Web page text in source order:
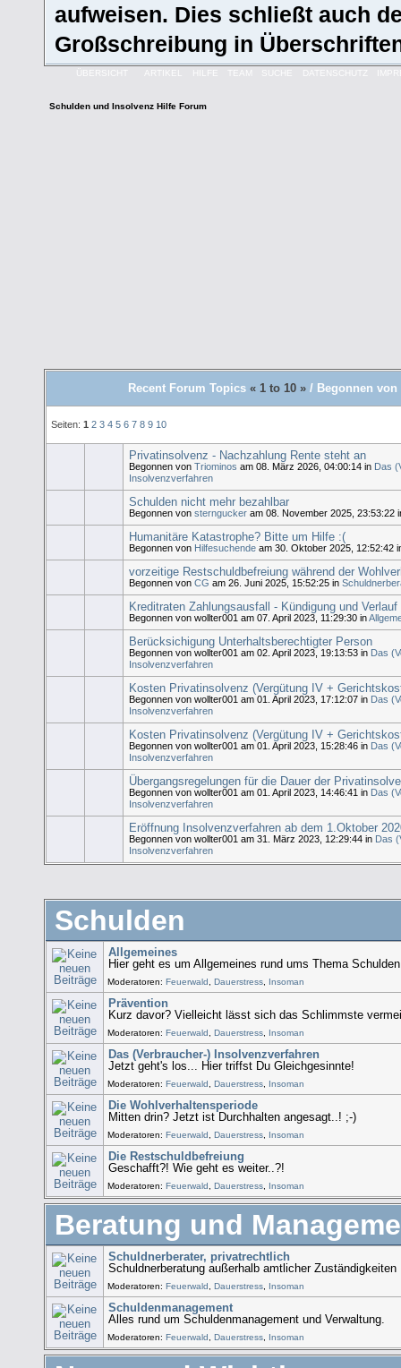
aufweisen. Dies schließt auch
Großschreibung in
ÜBERSICHT ARTIKEL HILFE TEAM SUCHE DATENSCHUTZ
Schulden und Insolvenz Hilfe Forum
Recent Forum Topics « 1 to 10 » / Begonnen
Seiten:1 2 3 4 5 6 7 8 9 10
Privatinsolvenz - Nachzahlung Rente steht an
Begonnen vonTriominos am 08. März 2026, 04:00:14 in Das
Insolvenzverfahren
Schulden nicht mehr bezahlbar
Begonnen vonsterngucker am 08. November 2025, 23:53:22
Humanitäre Katastrophe? Bitte um Hilfe :(
Begonnen von Hilfesuchende am 30. Oktober 2025, 12:52:42
vorzeitige Restschuldbefreiung während der
Begonnen vonCG am 26. Juni 2025, 15:52:25 in
Kreditraten Zahlungsausfall - Kündigung und Verlauf
Begonnen von wollter001 am 07. April 2023, 11:29:30 in
Berücksichigung Unterhaltsberechtigter Person
Begonnen von wollter001 am 02. April 2023, 19:13:53 in Das
Insolvenzverfahren
Kosten Privatinsolvenz (Vergütung IV +
Begonnen von wollter001 am 01. April 2023, 17:12:07 in Das
Insolvenzverfahren
Kosten Privatinsolvenz (Vergütung IV +
Begonnen von wollter001 am 01. April 2023, 15:28:46 in Das
Insolvenzverfahren
Übergangsregelungen für die Dauer der
Begonnen von wollter001 am 01. April 2023, 14:46:41 in Das
Insolvenzverfahren
Eröffnung Insolvenzverfahren ab dem 1.Oktober
Begonnen von wollter001 am 31. März 2023, 12:29:44 in Das
Insolvenzverfahren
Schulden
Allgemeines
Hier geht es um Allgemeines rund ums Thema
Moderatoren:Feuerwald ,Dauerstress Insoman
Prävention
Kurz davor? Vielleicht lässt sich das Schlimmste
Moderatoren:Feuerwald ,Dauerstress Insoman
Das (Verbraucher-) Insolvenzverfahren
Jetzt geht's los... Hier triffst Du Gleichgesinnte!
Moderatoren:Feuerwald ,Dauerstress Insoman
Die Wohlverhaltensperiode
Mitten drin? Jetzt ist Durchhalten angesagt..! ;-)
Moderatoren:Feuerwald ,Dauerstress Insoman
Die Restschuldbefreiung
Geschafft?! Wie geht es weiter..?!
Moderatoren:Feuerwald ,Dauerstress Insoman
Beratung und
Schuldnerberater, privatrechtlich
Schuldnerberatung außerhalb amtlicher Zuständigkeiten
Moderatoren:Feuerwald ,Dauerstress Insoman
Schuldenmanagement
Alles rund um Schuldenmanagement und Verwaltung.
Moderatoren:Feuerwald ,Dauerstress Insoman